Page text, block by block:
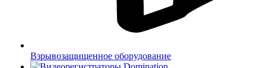
Взрывозащищенное оборудование